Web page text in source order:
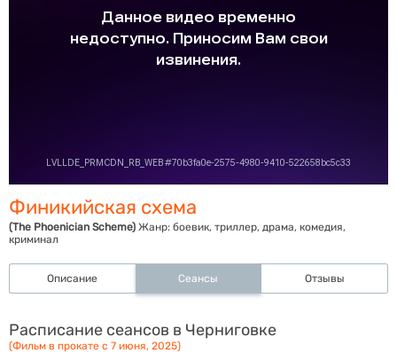
Финикийская схема
(The Phoenician Scheme) Жанр: боевик, триллер, драма, комедия,
криминал
Описание Сеансы Отзывы
Расписание сеансов в Черниговке
(Фильм в прокате с 7 июня, 2025)